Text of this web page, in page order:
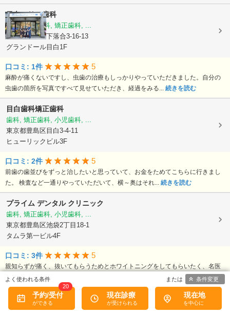
目白マリア歯科
歯科, 小児歯科, 矯正歯科, ...
東京都新宿区下落合3-16-13
グランドール目白1F
口コミ: 1件 5
麻酔が痛くないですし、虫歯の治療もしっかりやっていただきました。自分の
虫歯の箇所を写真ですべて見せていただき、経過をみる... 続きを読む
目白歯科矯正歯科
歯科, 矯正歯科, 小児歯科, ...
東京都豊島区目白3-4-11
ヒューリックビル3F
口コミ: 2件 5
前歯の歯並びをずっと治したいと思っていて、お金をためてこちらに行きまし
た。 検査など一通りやっていただいて、横～奥はそれ... 続きを読む
プライム デンタル クリニック
歯科, 矯正歯科, 小児歯科, ...
東京都豊島区池袋2丁目18-1
タムラ第一ビル4F
口コミ: 3件 5
親知らずが痛く、抜いてもらうためとホワイトニングをしてもらいたく、名医
との評判を見て来院しました。 初めに下の親知らずを...
続きを読む
D.dental studio
歯科, 小児歯科, 矯正歯科, ...
予約/受付
20
現在診療 現在地
条件変更